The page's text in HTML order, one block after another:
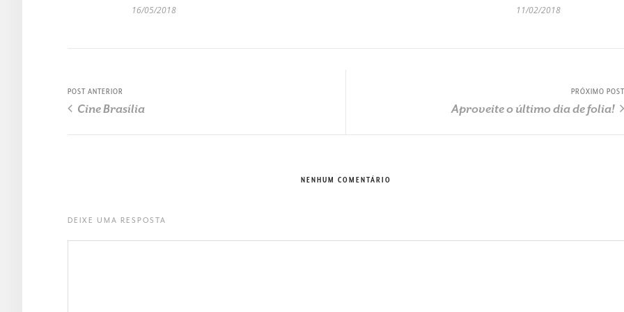
16/05/2018 11/02/2018
POST ANTERIOR
Cine Brasília
PRÓXIMO POST
Aproveite o último dia de folia!
NENHUM COMENTÁRIO
DEIXE UMA RESPOSTA